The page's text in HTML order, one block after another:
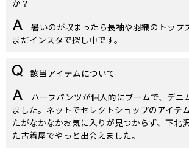
か？
暑いのが収まったら長袖や羽織のトップ
まだインスタで探し中です。
該当アイテムについて
ハーフパンツが個人的にブームで、デニ
ました。ネットでセレクトショップのアイテ
たがなかなかお気に入りが見つからず、下北
た古着屋でやっと出会えました。